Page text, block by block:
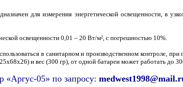
для измерения энергетической освещенности, в
освещенности 0,01 – 20 Вт/м², с погрешностью 10%.
в санитарном и производственном контроле,
и вес (300 гр), от одной батареи может работать до
05» по запросу: